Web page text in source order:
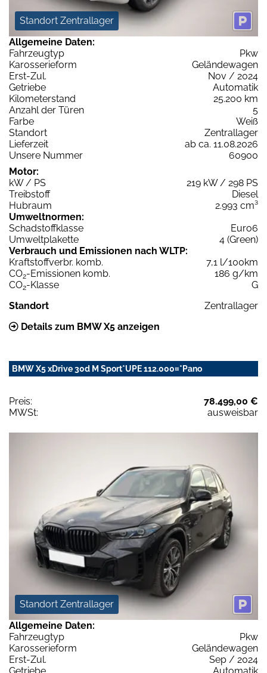
Standort Zentrallager
Allgemeine Daten:
Fahrzeugtyp
Pkw
Karosserieform
Geländewagen
Erst-Zul.
Nov / 2024
Getriebe
Automatik
Kilometerstand
25.200 km
Anzahl der Türen
5
Farbe
Weiß
Standort
Zentrallager
Lieferzeit
ab ca. 11.08.2026
Unsere Nummer
60900
Motor:
kW / PS
219 kW / 298 PS
Treibstoff
Diesel
Hubraum
2.993 cm³
Umweltnormen:
Schadstoffklasse
Euro6
Umweltplakette
4 (Green)
Verbrauch und Emissionen nach WLTP:
Kraftstoffverbr. komb.
7,1 l/100km
CO2-Emissionen komb.
186 g/km
CO2-Klasse
G
Standort
Zentrallager
Details zum BMW X5 anzeigen
BMW X5 xDrive 30d M Sport*UPE 112.000¤*Pano
Preis:
78.499,00 €
MWSt:
ausweisbar
Standort Zentrallager
Allgemeine Daten:
Fahrzeugtyp
Pkw
Karosserieform
Geländewagen
Erst-Zul.
Sep / 2024
Getriebe
Automatik